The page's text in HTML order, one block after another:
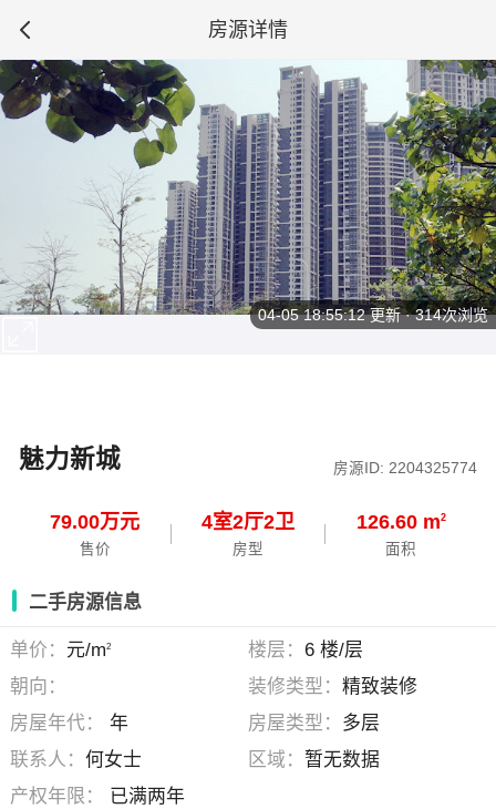
房源详情
魅力新城 房源ID: 2204325774
79.00万元
售价
4室2厅2卫
房型
126.60 m2
面积
04-05 18:55:12更新 · 314次浏览
二手房源信息
单价： 元/m2 楼层： 6 楼/层
朝向：
装修类型： 精致装修
房屋年代：
年 房屋类型： 多层
联系人：何女士 区域： 暂无数据
产权年限：
已满两年